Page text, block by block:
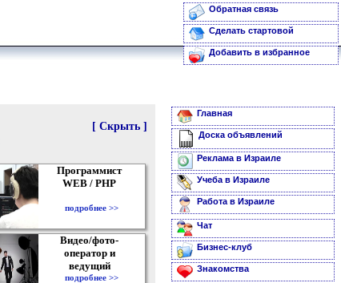
Обратная связь
Сделать стартовой
Добавить в избранное
[ Скрыть ]
Программист
WEB / PHP
подробнее >>
Видео/фото-
оператор и
ведущий
подробнее >>
Главная
Доска объявлений
Реклама в Израиле
Учеба в Израиле
Работа в Израиле
Чат
Бизнес-клуб
Знакомства